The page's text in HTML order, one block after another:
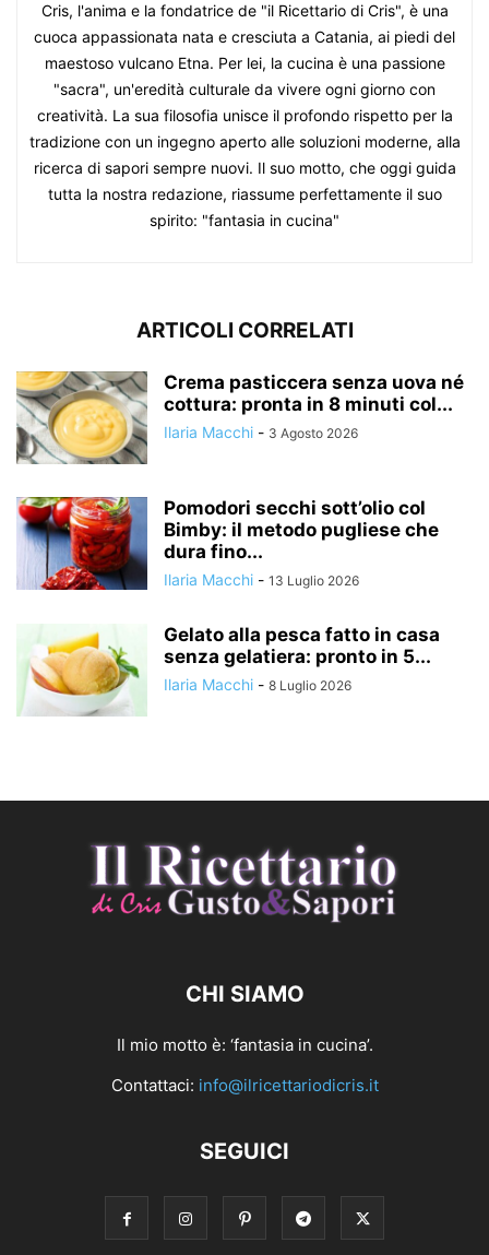
Cris, l'anima e la fondatrice de "il Ricettario di Cris", è una
cuoca appassionata nata e cresciuta a Catania, ai piedi del
maestoso vulcano Etna. Per lei, la cucina è una passione
"sacra", un'eredità culturale da vivere ogni giorno con
creatività. La sua filosofia unisce il profondo rispetto per la
tradizione con un ingegno aperto alle soluzioni moderne, alla
ricerca di sapori sempre nuovi. Il suo motto, che oggi guida
tutta la nostra redazione, riassume perfettamente il suo
spirito: "fantasia in cucina"
ARTICOLI CORRELATI
Crema pasticcera senza uova né
cottura: pronta in 8 minuti col...
Ilaria Macchi - 3 Agosto 2026
Pomodori secchi sott’olio col
Bimby: il metodo pugliese che
dura fino...
Ilaria Macchi - 13 Luglio 2026
Gelato alla pesca fatto in casa
senza gelatiera: pronto in 5...
Ilaria Macchi - 8 Luglio 2026
CHI SIAMO
Il mio motto è: ‘fantasia in cucina’.
Contattaci: info@ilricettariodicris.it
SEGUICI